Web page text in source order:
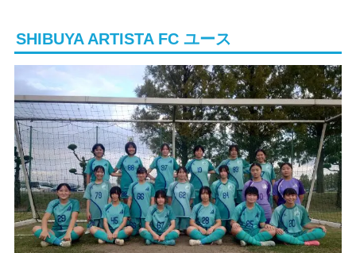
SHIBUYA ARTISTA FC ユース